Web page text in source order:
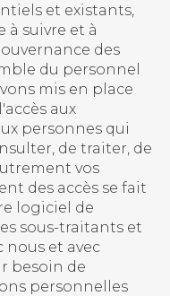
et existants,
à suivre et à
des
du personnel
mis en place
aux
personnes qui
de traiter, de
vos
des accès se fait
logiciel de
sous-traitants et
nous et avec
besoin de
personnelles